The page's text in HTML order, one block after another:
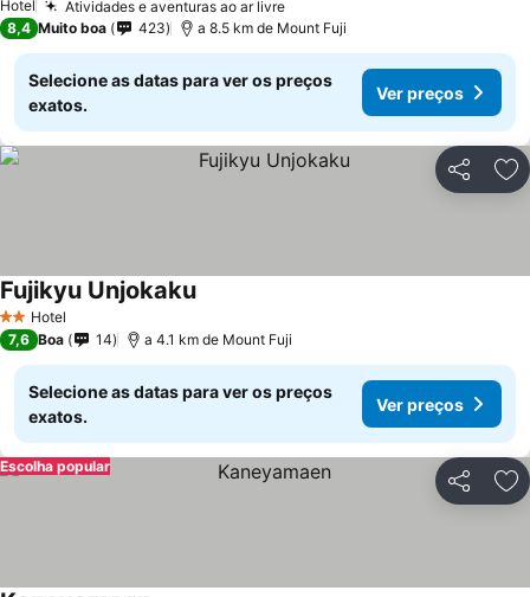
Hotel Atividades e aventuras ao ar livreVer preços
8,4 Muito boa 423 a 8.5 km de Mount Fuji
Selecione as datas para ver os preços
exatos.
Ver preços
Partilhar
2 Estrelas
Hotel
Fujikyu UnjokakuVer preços
7,6 Boa 14 a 4.1 km de Mount Fuji
Selecione as datas para ver os preços
exatos.
Ver preços
Partilhar
Escolha popular